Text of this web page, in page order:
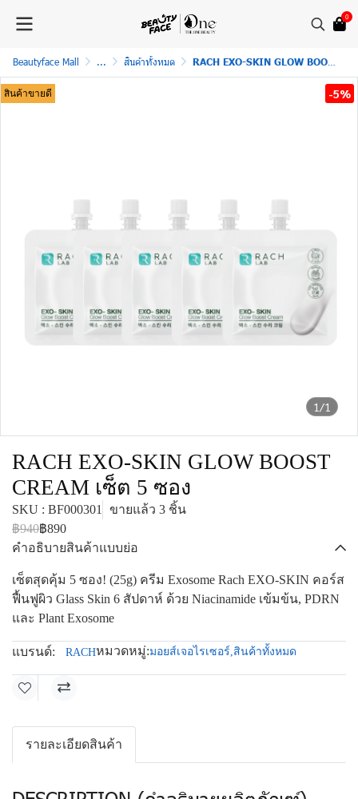
0
Beautyface Mall ... สินค้าทั้งหมด RACH EXO-SKIN GLOW BOOST CREAM เซ็ต 5 ซอง
1/1
สินค้าขายดี -5%
RACH EXO-SKIN GLOW BOOST
CREAM เซ็ต 5 ซอง
SKU : BF000301
ขายแล้ว 3 ชิ้น
฿940฿890
คำอธิบายสินค้าแบบย่อ
เซ็ตสุดคุ้ม 5 ซอง! (25g) ครีม Exosome Rach EXO-SKIN คอร์ส
ฟื้นฟูผิว Glass Skin 6 สัปดาห์ ด้วย Niacinamide เข้มข้น, PDRN
และ Plant Exosome
แบรนด์: RACHหมวดหมู่:มอยส์เจอไรเซอร์,สินค้าทั้งหมด
รายละเอียดสินค้า